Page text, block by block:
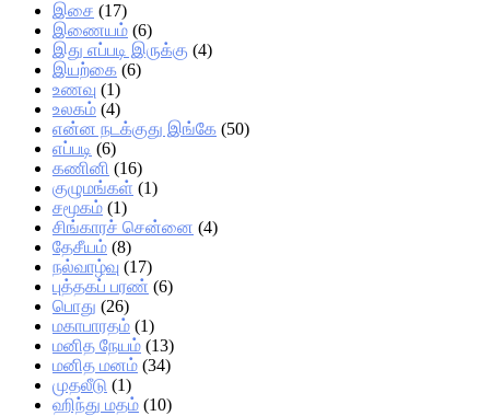
இசை (17)
இணையம் (6)
இது எப்படி இருக்கு (4)
இயற்கை (6)
உணவு (1)
உலகம் (4)
என்ன நடக்குது இங்கே (50)
எப்படி (6)
கணினி (16)
குழுமங்கள் (1)
சமூகம் (1)
சிங்காரச் சென்னை (4)
தேசீயம் (8)
நல்வாழ்வு (17)
புத்தகப் பரண் (6)
பொது (26)
மகாபாரதம் (1)
மனித நேயம் (13)
மனித மனம் (34)
முதலீடு (1)
ஹிந்து மதம் (10)